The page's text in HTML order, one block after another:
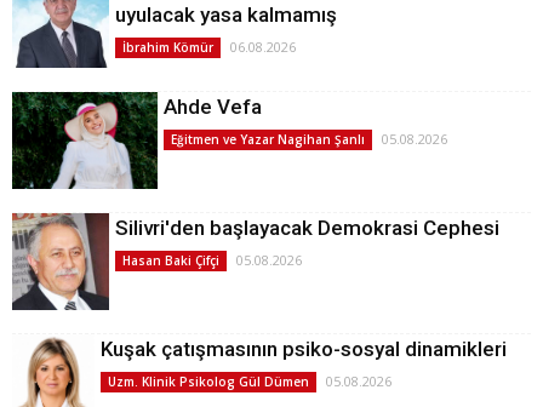
uyulacak yasa kalmamış
İbrahim Kömür 06.08.2026
Ahde Vefa
Eğitmen ve Yazar Nagihan Şanlı 05.08.2026
Silivri'den başlayacak Demokrasi Cephesi
Hasan Baki Çifçi 05.08.2026
Kuşak çatışmasının psiko-sosyal dinamikleri
Uzm. Klinik Psikolog Gül Dümen 05.08.2026